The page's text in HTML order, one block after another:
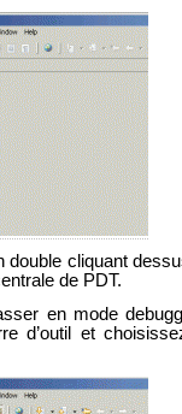
cliquant
de PDT.
en mode
d’outil et